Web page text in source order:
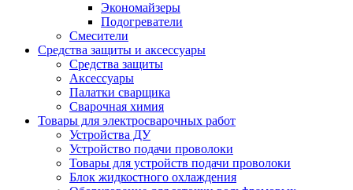
Экономайзеры
Подогреватели
Смесители
Средства защиты и аксессуары
Средства защиты
Аксессуары
Палатки сварщика
Сварочная химия
Товары для электросварочных работ
Устройства ДУ
Устройство подачи проволоки
Товары для устройств подачи проволоки
Блок жидкостного охлаждения